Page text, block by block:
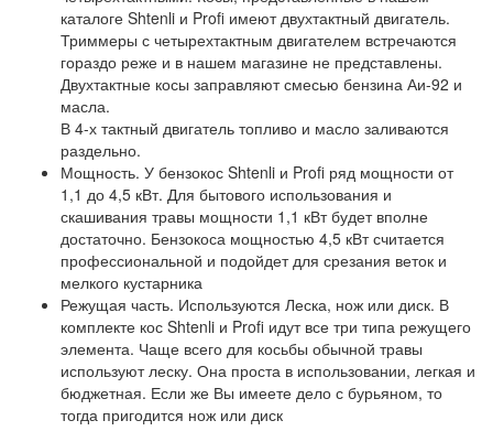
каталоге Shtenli и Profi имеют двухтактный двигатель.
Триммеры с четырехтактным двигателем встречаются
гораздо реже и в нашем магазине не представлены.
Двухтактные косы заправляют смесью бензина Аи-92 и
масла.
В 4-х тактный двигатель топливо и масло заливаются
раздельно.
Мощность. У бензокос Shtenli и Profi ряд мощности от
1,1 до 4,5 кВт. Для бытового использования и
скашивания травы мощности 1,1 кВт будет вполне
достаточно. Бензокоса мощностью 4,5 кВт считается
профессиональной и подойдет для срезания веток и
мелкого кустарника
Режущая часть. Используются Леска, нож или диск. В
комплекте кос Shtenli и Profi идут все три типа режущего
элемента. Чаще всего для косьбы обычной травы
используют леску. Она проста в использовании, легкая и
бюджетная. Если же Вы имеете дело с бурьяном, то
тогда пригодится нож или диск